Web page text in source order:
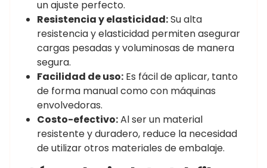
un ajuste perfecto.
Resistencia y elasticidad:Su alta
resistencia y elasticidad permiten asegurar
cargas pesadas y voluminosas de manera
segura.
Facilidad de uso: Es fácil de aplicar, tanto
de forma manual como con máquinas
envolvedoras.
Costo-efectivo:Al ser un material
resistente y duradero, reduce la necesidad
de utilizar otros materiales de embalaje.